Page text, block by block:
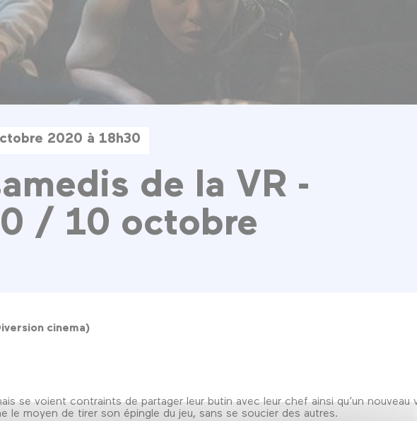
2020 à 18h30
de la VR -
/ 10 octobre
cinema)
se voient contraints de partager leur butin avec leur chef ainsi qu’un nouveau
le moyen de tirer son épingle du jeu, sans se soucier des autres.